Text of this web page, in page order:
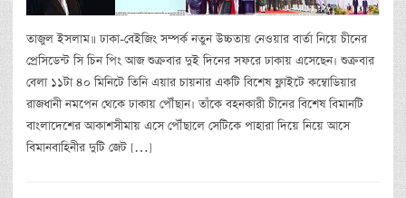
তাজুল ইসলাম॥ ঢাকা-বেইজিং সম্পর্ক নতুন উচ্চতায় নেওয়ার বার্তা নিয়ে চীনের
প্রেসিডেন্ট সি চিন পিং আজ শুক্রবার দুই দিনের সফরে ঢাকায় এসেছেন। শুক্রবার
বেলা ১১টা ৪০ মিনিটে তিনি এয়ার চায়নার একটি বিশেষ ফ্লাইটে কম্বোডিয়ার
রাজধানী নমপেন থেকে ঢাকায় পৌঁছান। তাঁকে বহনকারী চীনের বিশেষ বিমানটি
বাংলাদেশের আকাশসীমায় এসে পৌঁছালে সেটিকে পাহারা দিয়ে নিয়ে আসে
বিমানবাহিনীর দুটি জেট […]